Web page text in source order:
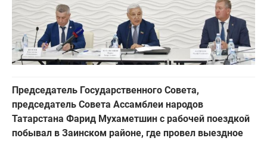
Председатель Государственного Совета,
председатель Совета Ассамблеи народов
Татарстана Фарид Мухаметшин с рабочей поездкой
побывал в Заинском районе, где провел выездное